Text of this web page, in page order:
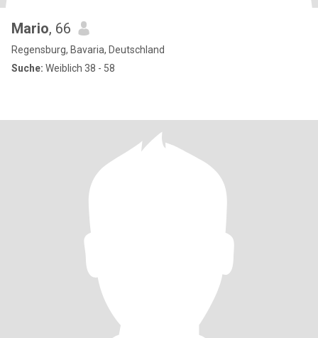
Mario, 66
Regensburg, Bavaria, Deutschland
Suche: Weiblich 38 - 58